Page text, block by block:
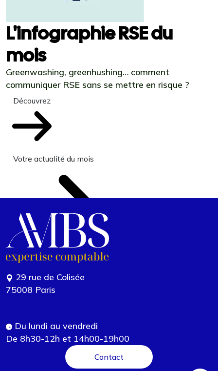
L'infographie RSE du
mois
Greenwashing, greenhushing… comment
communiquer RSE sans se mettre en risque ?
Découvrez
Votre actualité du mois
29 rue de Colisée
75008 Paris
Du lundi au vendredi
De 8h30-12h et 14h00-19h00
Contact